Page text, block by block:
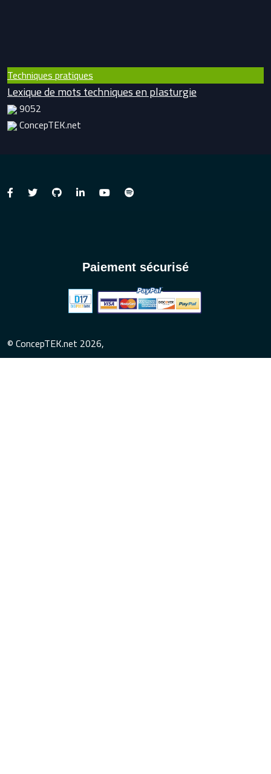
Techniques pratiques
Lexique de mots techniques en plasturgie
9052
ConcepTEK.net
Paiement sécurisé
© ConcepTEK.net 2026,